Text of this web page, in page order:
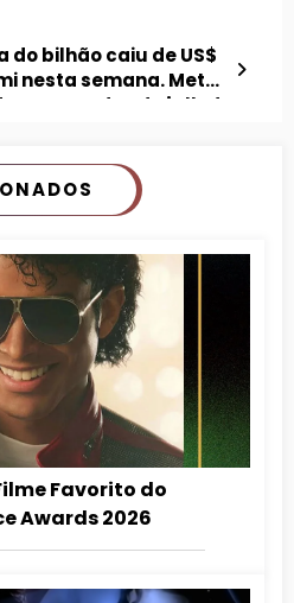
do bilhão caiu de US$
nesta semana. Meta
em meados de julho!
Favorito do
Awards 2026